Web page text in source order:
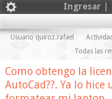
Ingresar |
Usuario quiroz.rafael
Todas las
Como obtengo la
AutoCad??. Ya lo hice